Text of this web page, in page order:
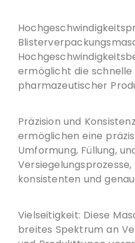
ermöglicht die
pharmazeutischer
Präzision und
ermöglichen eine
Umformung, Füllung,
konsistenten und
Vielseitigkeit: Diese
breites Spektrum an